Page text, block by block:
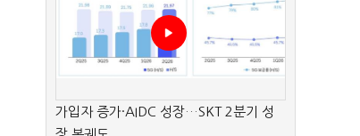
가입자 증가·AIDC 성장…SKT 2분기 성